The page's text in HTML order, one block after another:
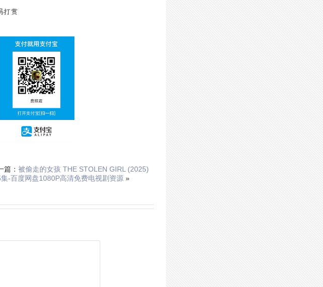
打赏
篇： 被偷走的女孩 THE STOLEN GIRL (2025)
-百度网盘1080P高清免费电视剧资源 »